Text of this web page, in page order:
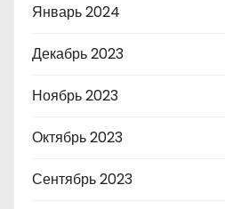
Январь 2024
Декабрь 2023
Ноябрь 2023
Октябрь 2023
Сентябрь 2023